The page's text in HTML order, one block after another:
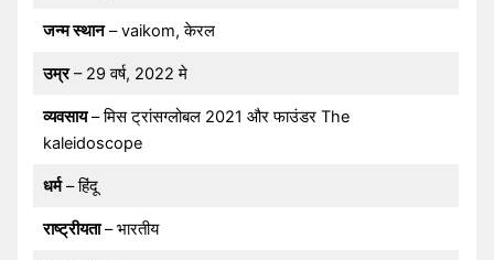
जन्म स्थान– vaikom, केरल
उम्र– 29 वर्ष, 2022 मे
व्यवसाय– मिस ट्रांसग्लोबल 2021 और फाउंडर The
kaleidoscope
धर्म– हिंदू
राष्ट्रीयता– भारतीय